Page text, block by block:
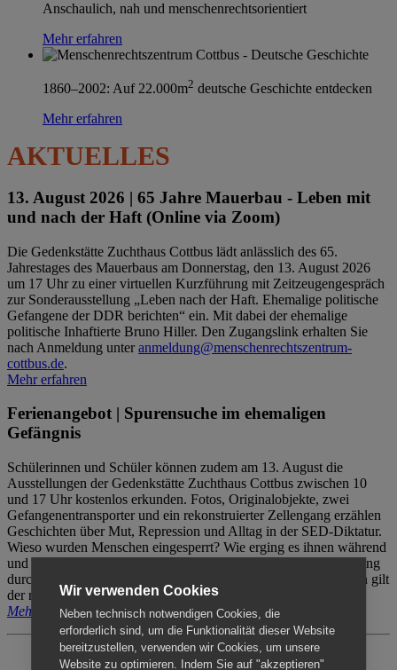
Anschaulich, nah und menschenrechtsorientiert
Mehr erfahren
1860–2002: Auf 22.000m2 deutsche Geschichte entdecken
Mehr erfahren
AKTUELLES
13. August 2026 | 65 Jahre Mauerbau - Leben mit
und nach der Haft (Online via Zoom)
Die Gedenkstätte Zuchthaus Cottbus lädt anlässlich des 65.
Jahrestages des Mauerbaus am Donnerstag, den 13. August 2026
um 17 Uhr zu einer virtuellen Kurzführung mit Zeitzeugengespräch
zur Sonderausstellung „Leben nach der Haft. Ehemalige politische
Gefangene der DDR berichten“ ein. Mit dabei der ehemalige
politische Inhaftierte Bruno Hiller. Den Zugangslink erhalten Sie
nach Anmeldung unteranmeldung@menschenrechtszentrum-
cottbus.de.
Mehr erfahren
Ferienangebot | Spurensuche im ehemaligen
Gefängnis
Schülerinnen und Schüler können zudem am 13. August die
Ausstellungen der Gedenkstätte Zuchthaus Cottbus zwischen 10
und 17 Uhr kostenlos erkunden. Fotos, Originalobjekte, zwei
Gefangenentransporter und ein rekonstruierter Zellengang erzählen
Geschichten über Mut, Repression und Alltag in der SED-Diktatur.
Wieso wurden Menschen eingesperrt? Wie erging es ihnen während
und nach der Haft? Der Besuch erfolgt individuell ohne Betreuung
durch das Menschenrechtszentrum Cottbus. Für Begleitpersonen gilt
der reguläre Eintritt (8€ / ermäßigt 5€).
Mehr erfahren
Wir verwenden Cookies
Neben technisch notwendigen Cookies, die
erforderlich sind, um die Funktionalität dieser Website
bereitzustellen, verwenden wir Cookies, um unsere
Website zu optimieren. Indem Sie auf "akzeptieren"